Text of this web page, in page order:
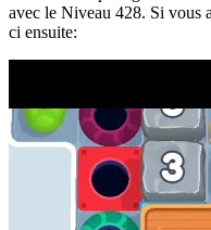
avec le Niveau 428. Si vous
ci ensuite: